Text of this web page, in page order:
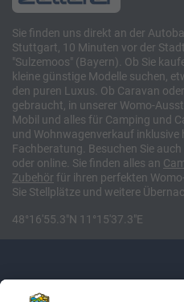
Sie finden uns direkt an der
Stuttgart, 10 Minuten vor der
"Sulzemoos" (Bayern). Ob Sie
kleine günstige Modelle suchen,
den puren Luxus. Ob Caravan
gebraucht, in unserer Womo-
Mobil und alles für Camping und
und Wohnwagenverkauf inklusive
Fachberatung. Besuchen Sie auch
oder online. Sie finden alles an
Zubehör für ihren perfekten
Sie Stellplätze und weitere
48°16'55.3"N 11°15'37.3"E
Newsletter: Jetzt auf